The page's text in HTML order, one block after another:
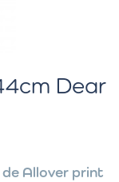
Dear
Allover print